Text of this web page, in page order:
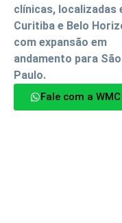
clínicas, localizadas
Curitiba e Belo
com expansão em
andamento para São
Paulo.
Fale com a WMC